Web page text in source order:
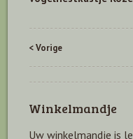
< Vorige
Winkelmandje
Uw winkelmandje is